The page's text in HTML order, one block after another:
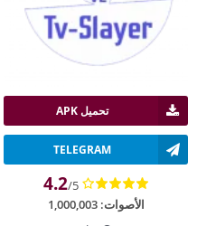
تحميل APK
TELEGRAM
4.2/5
الأصوات:1,000,003